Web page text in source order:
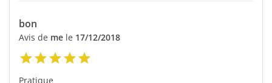
bon
Avis de me le 17/12/2018
Pratique